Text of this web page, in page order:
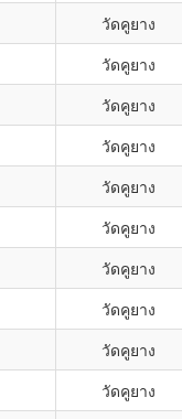
วัดคูยาง
วัดคูยาง
วัดคูยาง
วัดคูยาง
วัดคูยาง
วัดคูยาง
วัดคูยาง
วัดคูยาง
วัดคูยาง
วัดคูยาง